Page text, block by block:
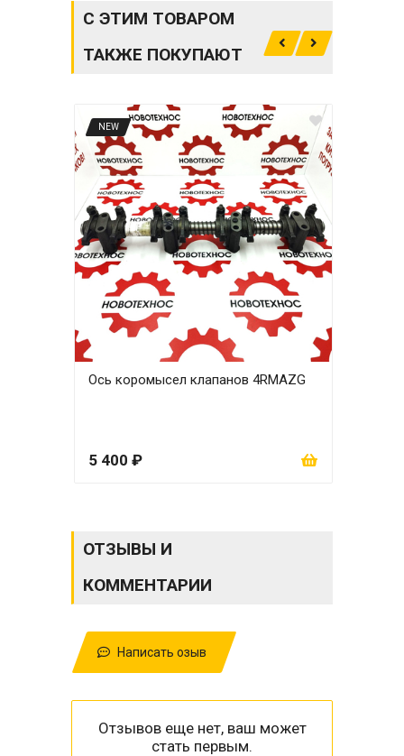
С ЭТИМ ТОВАРОМ
ТАКЖЕ ПОКУПАЮТ
NEW
Ось коромысел клапанов 4RMAZG
5 400 ₽
ОТЗЫВЫ И
КОММЕНТАРИИ
Написать озыв
Отзывов еще нет, ваш может
стать первым.